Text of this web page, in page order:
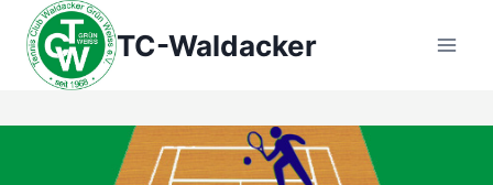
Zum
Inhalt
springen
TC-Waldacker